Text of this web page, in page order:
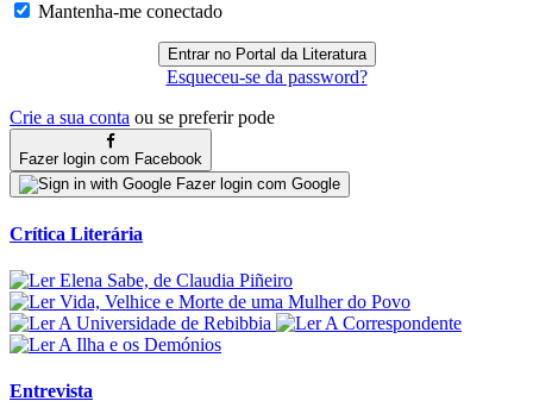
Mantenha-me conectado
Esqueceu-se da password?
Crie a sua conta ou se preferir pode
Fazer login com Facebook
Fazer login com Google
Crítica Literária
Entrevista